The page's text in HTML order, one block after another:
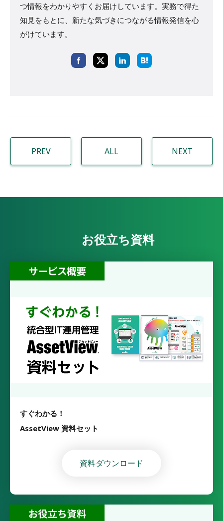
つ情報をわかりやすくお届けしています。実務で得た
知見をもとに、新たな気づきにつながる情報発信を心
がけています。
PREV ALL NEXT
お役立ち資料
すぐわかる！
AssetView 資料セット
資料ダウンロード